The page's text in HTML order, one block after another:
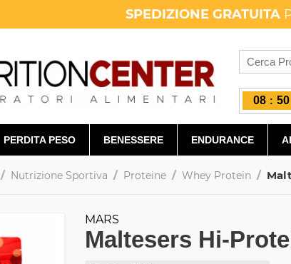
SPEDIZIONE GRATUITA
08 : 50
PERDITA PESO BENESSERE ENDURANCE
/ Nutrizione Sportiva / Proteine / Whey Protein /
MARS
Maltesers Hi-